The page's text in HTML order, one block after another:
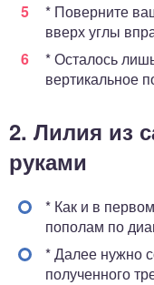
* Поверните
вверх углы
* Осталось
вертикальное
2. Лилия из
руками
* Как и в
пополам по
* Далее нужно
полученного